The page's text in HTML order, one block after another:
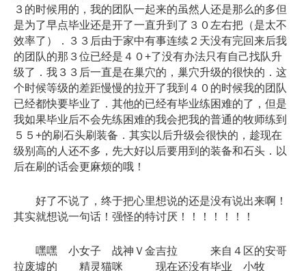
３的时候用的，我的团队一起来的虽然人还是那么的多但
是为了早点毕业还是开了一直升到了３０左右把（是太不
效率了）．３３后由于家中有事连续２天没有完回来后我
的团队的那３位已经是４０+了没有办法只有自己找队升
级了．我３３后一直是在巢穴的，巢穴升级的很快的．这
个时候等级的差距慢慢的拉开了我到４０的时候我的团队
已经都快要毕业了．其他的已经有毕业练困难的了，但是
我如果毕业后不会先练困难的我会把我的普通的牧师练到
５５+的刷石头刷装备．其实以后升级会很快的，趁现在
级别高的人还不多，先大好以后要用到的装备和石头．以
后在刷的话会更麻烦的哦！
好了不说了，终于把心里想说的还是没有说出来啊！
其实就想说一句话！强怪的特讨厌！！！！！！！
嘿嘿 小女子 战神Ｖ金吉拉 来自４区的安哥
拉废墟的 精灵猫咪 现在还没有毕业 小牧